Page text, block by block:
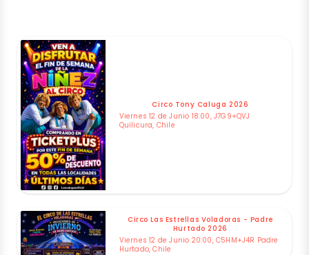
Circo Tony Caluga 2026
Viernes 12 de Junio 18:00, J7G9+QVJ
Quilicura, Chile
Circo Las Estrellas Voladoras - Padre
Hurtado 2026
Viernes 12 de Junio 20:00, C5HM+J4R Padre
Hurtado, Chile